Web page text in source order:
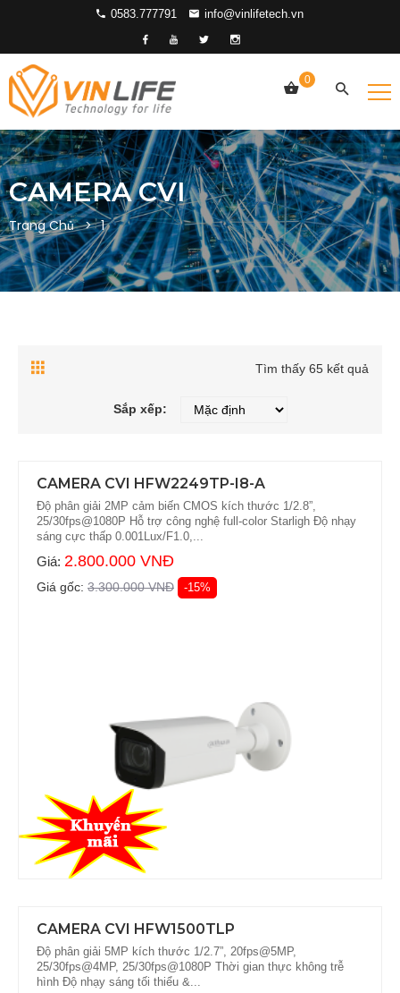
0583.777791 info@vinlifetech.vn
0
CAMERA CVI
Trang Chủ 1
Tìm thấy 65 kết quả
Sắp xếp:
CAMERA CVI HFW2249TP-I8-A
Độ phân giải 2MP cảm biến CMOS kích thước 1/2.8”,
25/30fps@1080P Hỗ trợ công nghệ full-color Starligh Độ nhạy
sáng cực thấp 0.001Lux/F1.0,...
Giá: 2.800.000 VNĐ
Giá gốc: 3.300.000 VNĐ -15%
CAMERA CVI HFW1500TLP
Độ phân giải 5MP kích thước 1/2.7”, 20fps@5MP,
25/30fps@4MP, 25/30fps@1080P Thời gian thực không trễ
hình Độ nhạy sáng tối thiểu &...